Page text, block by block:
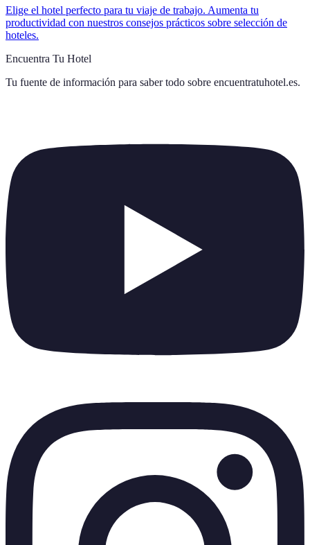
Elige el hotel perfecto para tu viaje de trabajo. Aumenta tu
productividad con nuestros consejos prácticos sobre selección de
hoteles.
Encuentra Tu Hotel
Tu fuente de información para saber todo sobre encuentratuhotel.es.